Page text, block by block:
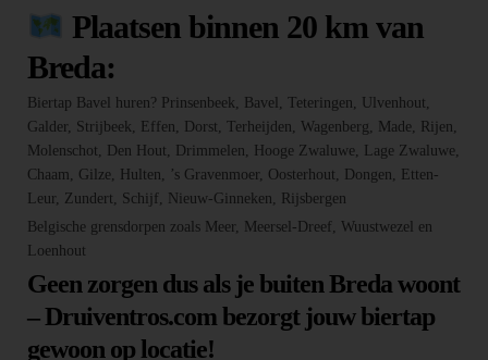
Plaatsen binnen 20 km van
Breda:
Biertap Bavel huren? Prinsenbeek, Bavel, Teteringen, Ulvenhout,
Galder, Strijbeek, Effen, Dorst, Terheijden, Wagenberg, Made, Rijen,
Molenschot, Den Hout, Drimmelen, Hooge Zwaluwe, Lage Zwaluwe,
Chaam, Gilze, Hulten, ’s Gravenmoer, Oosterhout, Dongen, Etten-
Leur, Zundert, Schijf, Nieuw-Ginneken, Rijsbergen
Belgische grensdorpen zoals Meer, Meersel-Dreef, Wuustwezel en
Loenhout
Geen zorgen dus als je buiten Breda woont
– Druiventros.com bezorgt jouw biertap
gewoon op locatie!